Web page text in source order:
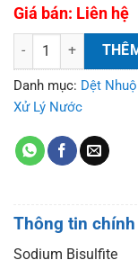
Giá bán: Liên hệ
Sodium Bisulfite số
Danh mục: Dệt
Xử Lý Nước
Thông tin chính
Sodium Bisulfite